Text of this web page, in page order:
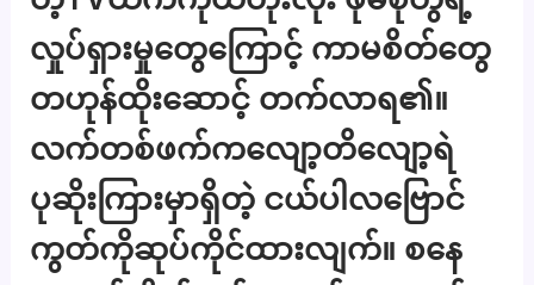
လှုပ်ရှားမှုတွေကြောင့် ကာမစိတ်တွေ
တဟုန်ထိုးဆောင့် တက်လာရ၏။
လက်တစ်ဖက်ကလျော့တိလျော့ရဲ
ပုဆိုးကြားမှာရှိတဲ့ ငယ်ပါလဗြောင်
ကွတ်ကိုဆုပ်ကိုင်ထားလျက်။ စနေ